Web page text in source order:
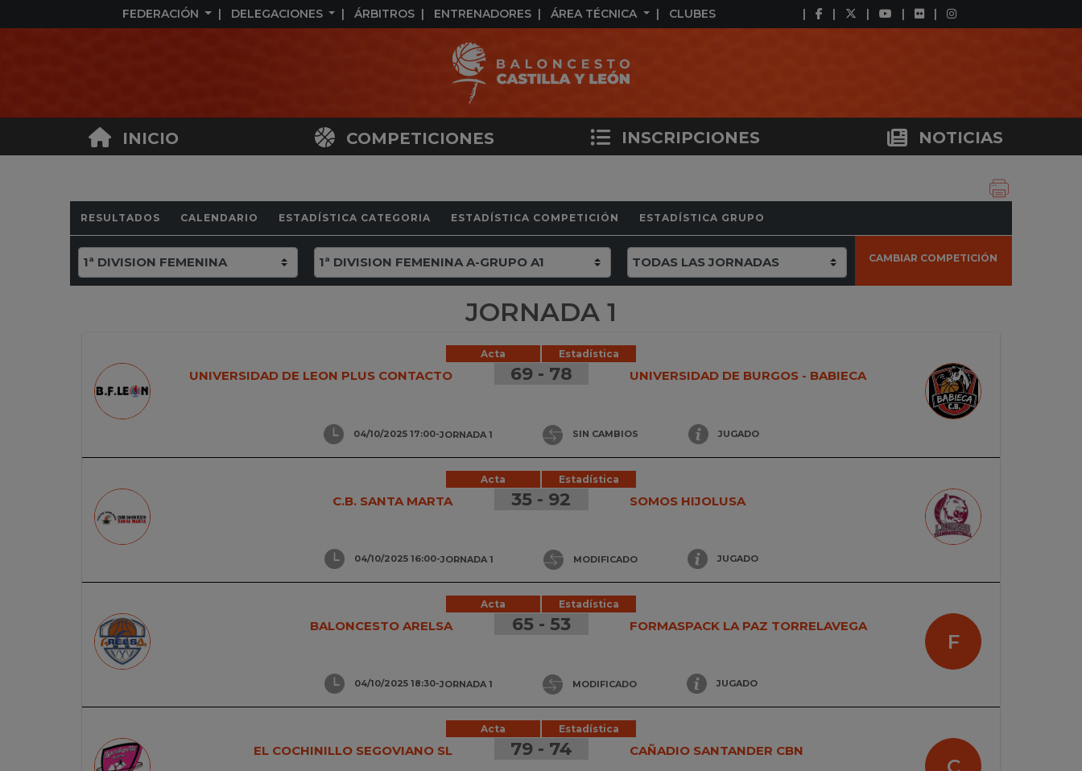
FEDERACIÓN DELEGACIONES ÁRBITROS ENTRENADORES ÁREA TÉCNICA CLUBES
INICIO COMPETICIONES INSCRIPCIONES NOTICIAS
RESULTADOS CALENDARIO ESTADÍSTICA CATEGORIA ESTADÍSTICA COMPETICIÓN ESTADÍSTICA GRUPO
CAMBIAR COMPETICIÓN
JORNADA 1
Acta Estadística
UNIVERSIDAD DE LEON PLUS CONTACTO 69 - 78 UNIVERSIDAD DE BURGOS - BABIECA
04/10/2025 17:00-JORNADA 1 SIN CAMBIOS JUGADO
Acta Estadística
C.B. SANTA MARTA 35 - 92 SOMOS HIJOLUSA
04/10/2025 16:00-JORNADA 1 MODIFICADO JUGADO
Acta Estadística
BALONCESTO ARELSA 65 - 53 FORMASPACK LA PAZ TORRELAVEGA
F
04/10/2025 18:30-JORNADA 1 MODIFICADO JUGADO
Acta Estadística
EL COCHINILLO SEGOVIANO SL 79 - 74 CAÑADIO SANTANDER CBN